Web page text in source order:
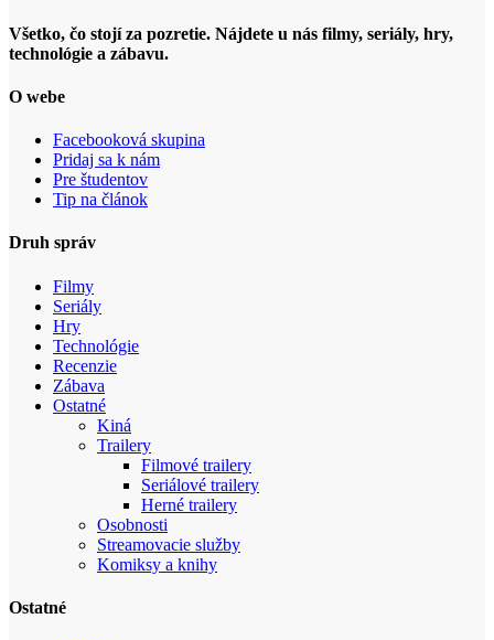
Všetko, čo stojí za pozretie. Nájdete u nás filmy, seriály, hry,
technológie a zábavu.
O webe
Facebooková skupina
Pridaj sa k nám
Pre študentov
Tip na článok
Druh správ
Filmy
Seriály
Hry
Technológie
Recenzie
Zábava
Ostatné
Kiná
Trailery
Filmové trailery
Seriálové trailery
Herné trailery
Osobnosti
Streamovacie služby
Komiksy a knihy
Ostatné